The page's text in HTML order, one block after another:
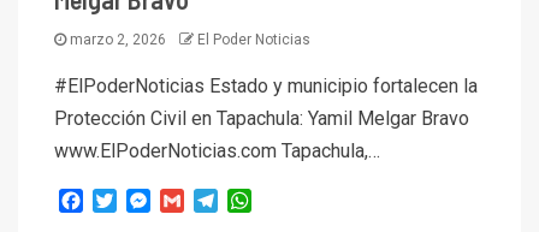
marzo 2, 2026 El Poder Noticias
#ElPoderNoticias Estado y municipio fortalecen la
Protección Civil en Tapachula: Yamil Melgar Bravo
www.ElPoderNoticias.com Tapachula,…
Facebook
TwitterMessenger
Gmail Telegram